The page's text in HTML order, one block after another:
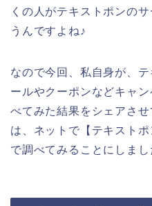
くの人がテキストポンの
うんですよね♪
なので今回、私自身が、
ールやクーポンなどキャ
べてみた結果をシェアさ
は、ネットで【テキスト
で調べてみることにしまし